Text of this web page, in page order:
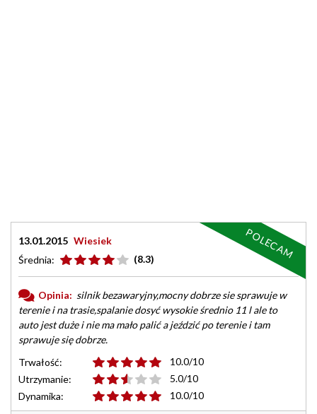
13.01.2015 Wiesiek
Średnia:
(8.3)
Opinia: silnik bezawaryjny,mocny dobrze sie sprawuje w
terenie i na trasie,spalanie dosyć wysokie średnio 11 l ale to
auto jest duże i nie ma mało palić a jeździć po terenie i tam
sprawuje się dobrze.
Trwałość:
10.0/10
Utrzymanie:
5.0/10
Dynamika:
10.0/10
POLECAM